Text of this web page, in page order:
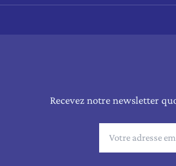
Recevez notre newsletter